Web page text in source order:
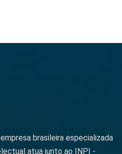
brasileira especializada
atua junto ao INPI -